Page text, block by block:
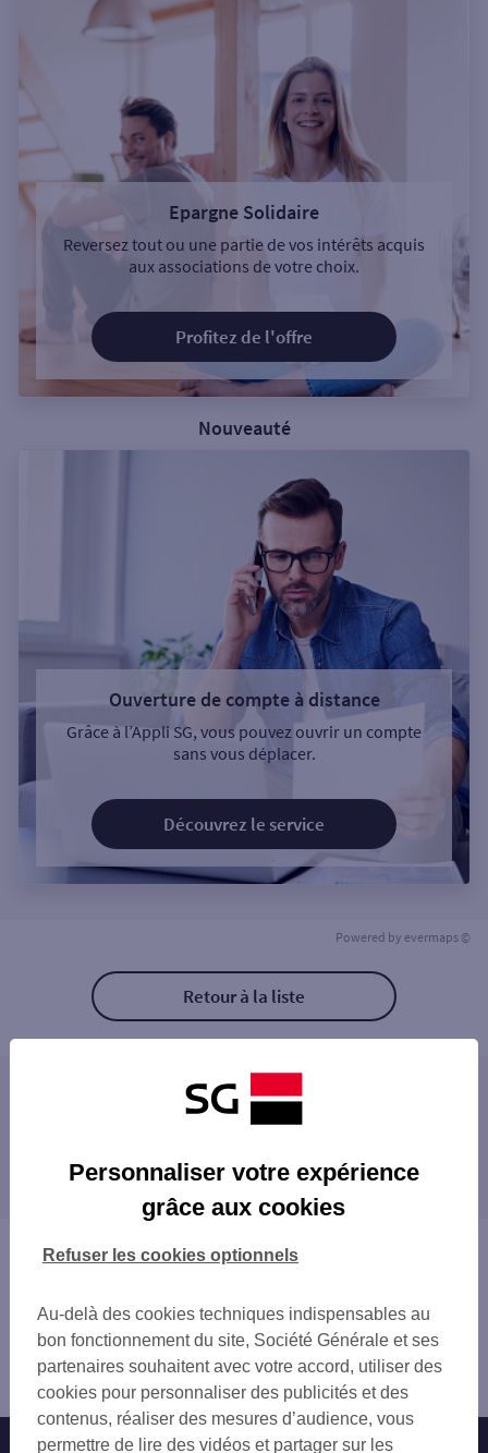
Epargne Solidaire
Reversez tout ou une partie de vos intérêts acquis
aux associations de votre choix.
Profitez de l'offre
Nouveauté
Ouverture de compte à distance
Grâce à l’Appli SG, vous pouvez ouvrir un compte
sans vous déplacer.
Découvrez le service
Powered by evermaps ©
Retour à la liste
Les distributeurs/automates à proximité
PARIS COURCELLES
PARIS PLACE PEREIRE
PARIS TERNES PRO
PARIS 35 B RUE JOUFFROY D ABBANS
PARIS 35 AV MAC MAHON
PARIS 3 BD GOUVION SAINT CYR
ESPACE CHAMPERRET
PARIS VILLIERS
ESPACE CHAMPERRET
proximité
LEVALLOIS-PERRET
CLICHY
SAINT-OUEN
ASNIÈRES-SUR-SEINE
PARIS
PUTEAUX
BOIS-COLOMBES
Vous êtes ici : Accueil
Paris 17ème
Distributeur/automate PARIS NIEL
Nos engagements Nous contacter
Personnaliser votre expérience
grâce aux cookies
Au-delà des cookies techniques indispensables au
bon fonctionnement du site, Société Générale et ses
partenaires souhaitent avec votre accord, utiliser des
cookies pour personnaliser des publicités et des
contenus, réaliser des mesures d’audience, vous
permettre de lire des vidéos et partager sur les
Refuser les cookies optionnels